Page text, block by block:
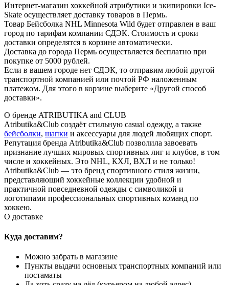
Интернет-магазин хоккейной атрибутики и экипировки Ice-
Skate осуществляет доставку товаров в Пермь.
Товар Бейсболка NHL Minnesota Wild будет отправлен в ваш
город по тарифам компании СДЭК. Стоимость и сроки
доставки определятся в корзине автоматически.
Доставка до города Пермь осуществляется бесплатно при
покупке от 5000 рублей.
Если в вашем городе нет СДЭК, то отправим любой другой
транспортной компанией или почтой РФ наложенным
платежом. Для этого в корзине выберите «Другой способ
доставки».
О бренде ATRIBUTIKA and CLUB
Atributika&Club создаёт стильную casual одежду, а также
бейсболки, шапки и аксессуары для людей любящих спорт.
Репутация бренда Atributika&Club позволила завоевать
признание лучших мировых спортивных лиг и клубов, в том
числе и хоккейных. Это NHL, КХЛ, ВХЛ и не только!
Atributika&Club — это бренд спортивного стиля жизни,
представляющий хоккейные коллекции удобной и
практичной повседневной одежды с символикой и
логотипами профессиональных спортивных команд по
хоккею.
О доставке
Куда доставим?
Можно забрать в магазине
Пункты выдачи основных транспортных компаний или
постаматы